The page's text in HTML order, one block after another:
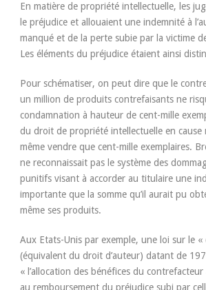
En matière de propriété intellectuelle, les
le préjudice et allouaient une indemnité à
manqué et de la perte subie par la victime
Les éléments du préjudice étaient ainsi
Pour schématiser, on peut dire que le
un million de produits contrefaisants ne
condamnation à hauteur de cent-mille
du droit de propriété intellectuelle en cause
même vendre que cent-mille exemplaires.
ne reconnaissait pas le système des
punitifs visant à accorder au titulaire une
importante que la somme qu’il aurait pu
même ses produits.
Aux Etats-Unis par exemple, une loi sur le
(équivalent du droit d’auteur) datant de
« l’allocation des bénéfices du contrefacteur
au remboursement du préjudice subi par